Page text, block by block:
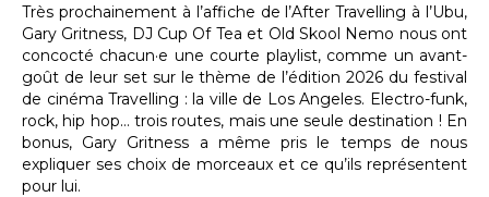
Très prochainement à l’affiche de l’After Travelling à l’Ubu,
Gary Gritness, DJ Cup Of Tea et Old Skool Nemo nous ont
concocté chacun·e une courte playlist, comme un avant-
goût de leur set sur le thème de l’édition 2026 du festival
de cinéma Travelling : la ville de Los Angeles. Electro-funk,
rock, hip hop… trois routes, mais une seule destination ! En
bonus, Gary Gritness a même pris le temps de nous
expliquer ses choix de morceaux et ce qu’ils représentent
pour lui.